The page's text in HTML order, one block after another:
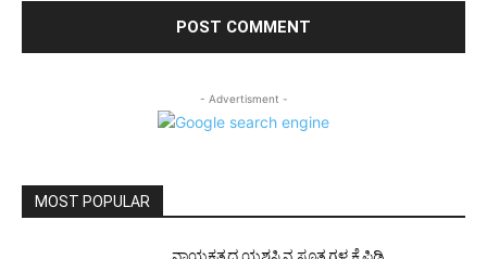
- Advertisment -
MOST POPULAR